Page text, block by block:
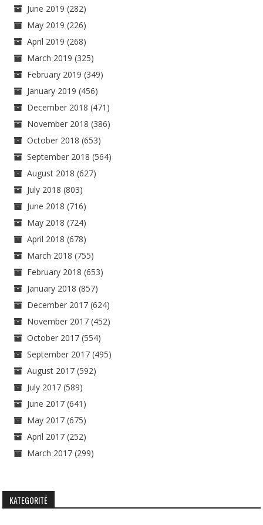
June 2019 (282)
May 2019 (226)
April 2019 (268)
March 2019 (325)
February 2019 (349)
January 2019 (456)
December 2018 (471)
November 2018 (386)
October 2018 (653)
September 2018 (564)
August 2018 (627)
July 2018 (803)
June 2018 (716)
May 2018 (724)
April 2018 (678)
March 2018 (755)
February 2018 (653)
January 2018 (857)
December 2017 (624)
November 2017 (452)
October 2017 (554)
September 2017 (495)
August 2017 (592)
July 2017 (589)
June 2017 (641)
May 2017 (675)
April 2017 (252)
March 2017 (299)
KATEGORITË